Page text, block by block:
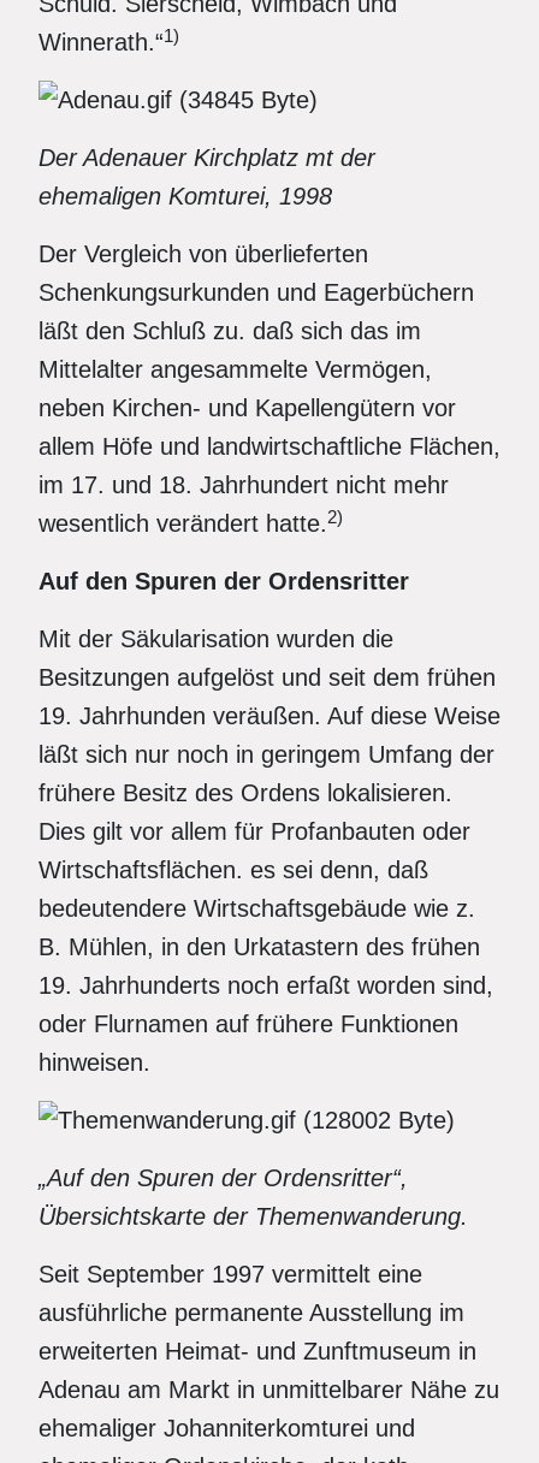
Winnerath.“1)
Der Adenauer Kirchplatz mt der
ehemaligen Komturei, 1998
Der Vergleich von überlieferten
Schenkungsurkunden und Eagerbüchern
läßt den Schluß zu. daß sich das im
Mittelalter angesammelte Vermögen,
neben Kirchen- und Kapellengütern vor
allem Höfe und landwirtschaftliche Flächen,
im 17. und 18. Jahrhundert nicht mehr
wesentlich verändert hatte.2)
Auf den Spuren der Ordensritter
Mit der Säkularisation wurden die
Besitzungen aufgelöst und seit dem frühen
19. Jahrhunden veräußen. Auf diese Weise
läßt sich nur noch in geringem Umfang der
frühere Besitz des Ordens lokalisieren.
Dies gilt vor allem für Profanbauten oder
Wirtschaftsflächen. es sei denn, daß
bedeutendere Wirtschaftsgebäude wie z.
B. Mühlen, in den Urkatastern des frühen
19. Jahrhunderts noch erfaßt worden sind,
oder Flurnamen auf frühere Funktionen
hinweisen.
„Auf den Spuren der Ordensritter“,
Übersichtskarte der Themenwanderung.
Seit September 1997 vermittelt eine
ausführliche permanente Ausstellung im
erweiterten Heimat- und Zunftmuseum in
Adenau am Markt in unmittelbarer Nähe zu
ehemaliger Johanniterkomturei und